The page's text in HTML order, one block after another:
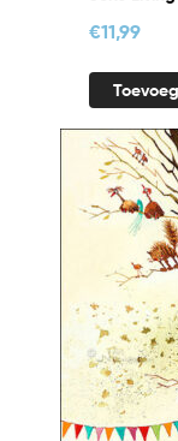
€11,99